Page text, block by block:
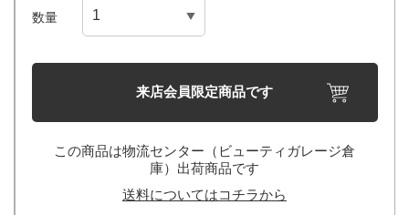
数量
来店会員限定商品です
この商品は物流センター（ビューティガレージ倉
庫）出荷商品です
送料についてはコチラから